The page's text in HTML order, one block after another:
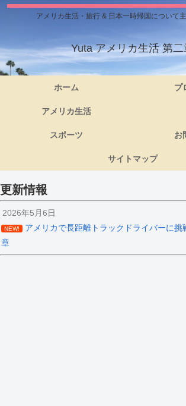
アメリカ生活・旅行 & 日本一時帰国について
Yuta アメリカ生活 第二
ホーム プ
アメリカ生活
スポーツ お
サイトマップ
更新情報
2026年5月6日
NEW!
アメリカで長距離トラックドライバーに挑
章